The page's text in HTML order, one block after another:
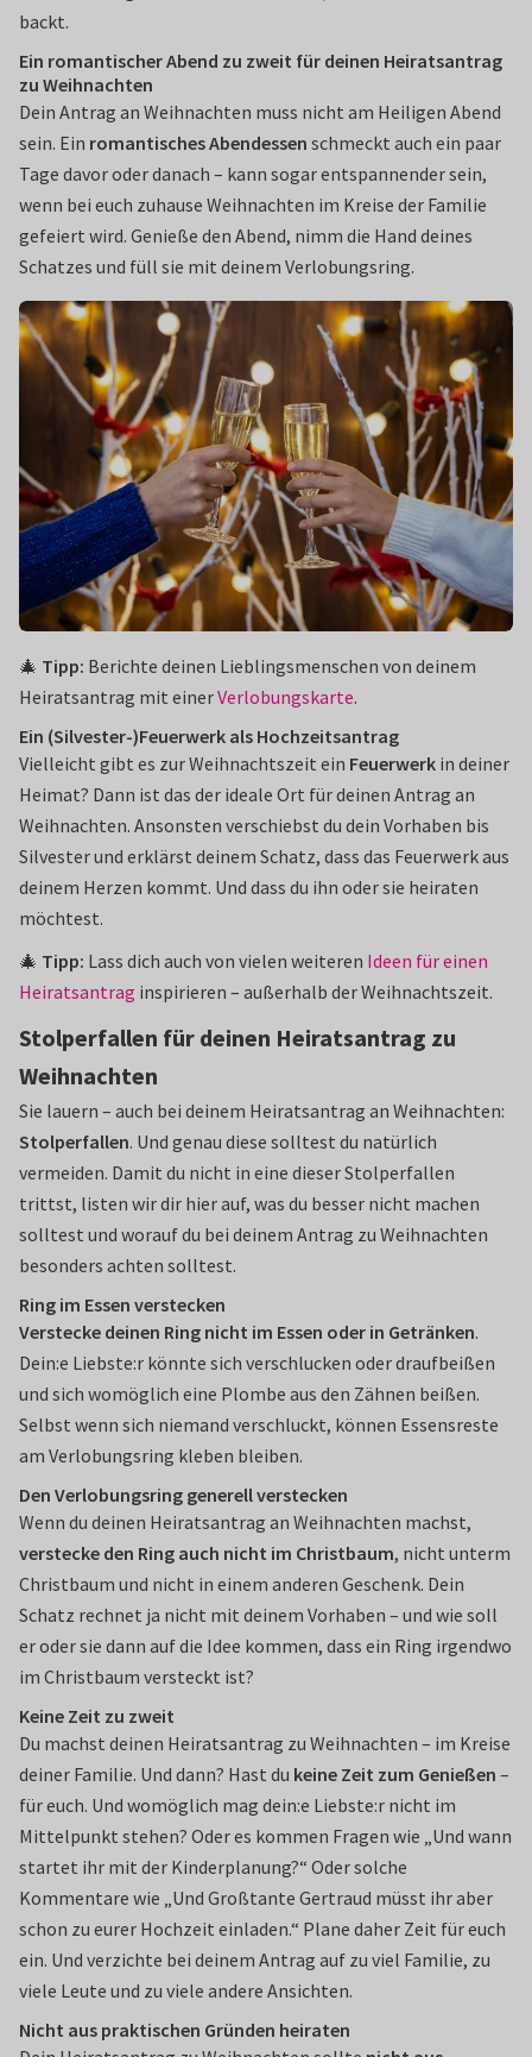
backt.
Ein romantischer Abend zu zweit für deinen Heiratsantrag
zu Weihnachten
Dein Antrag an Weihnachten muss nicht am Heiligen Abend
sein. Ein romantisches Abendessen schmeckt auch ein paar
Tage davor oder danach – kann sogar entspannender sein,
wenn bei euch zuhause Weihnachten im Kreise der Familie
gefeiert wird. Genieße den Abend, nimm die Hand deines
Schatzes und füll sie mit deinem Verlobungsring.
🎄 Tipp: Berichte deinen Lieblingsmenschen von deinem
Heiratsantrag mit einerVerlobungskarte.
Ein (Silvester-)Feuerwerk als Hochzeitsantrag
Vielleicht gibt es zur Weihnachtszeit ein Feuerwerk in deiner
Heimat? Dann ist das der ideale Ort für deinen Antrag an
Weihnachten. Ansonsten verschiebst du dein Vorhaben bis
Silvester und erklärst deinem Schatz, dass das Feuerwerk aus
deinem Herzen kommt. Und dass du ihn oder sie heiraten
möchtest.
🎄 Tipp: Lass dich auch von vielen weiteren Ideen für einen
Heiratsantrag inspirieren – außerhalb der Weihnachtszeit.
Stolperfallen für deinen Heiratsantrag zu
Weihnachten
Sie lauern – auch bei deinem Heiratsantrag an Weihnachten:
Stolperfallen. Und genau diese solltest du natürlich
vermeiden. Damit du nicht in eine dieser Stolperfallen
trittst, listen wir dir hier auf, was du besser nicht machen
solltest und worauf du bei deinem Antrag zu Weihnachten
besonders achten solltest.
Ring im Essen verstecken
Verstecke deinen Ring nicht im Essen oder in Getränken.
Dein:e Liebste:r könnte sich verschlucken oder draufbeißen
und sich womöglich eine Plombe aus den Zähnen beißen.
Selbst wenn sich niemand verschluckt, können Essensreste
am Verlobungsring kleben bleiben.
Den Verlobungsring generell verstecken
Wenn du deinen Heiratsantrag an Weihnachten machst,
verstecke den Ring auch nicht im Christbaum, nicht unterm
Christbaum und nicht in einem anderen Geschenk. Dein
Schatz rechnet ja nicht mit deinem Vorhaben – und wie soll
er oder sie dann auf die Idee kommen, dass ein Ring irgendwo
im Christbaum versteckt ist?
Keine Zeit zu zweit
Du machst deinen Heiratsantrag zu Weihnachten – im Kreise
deiner Familie. Und dann? Hast du keine Zeit zum Genießen –
für euch. Und womöglich mag dein:e Liebste:r nicht im
Mittelpunkt stehen? Oder es kommen Fragen wie „Und wann
startet ihr mit der Kinderplanung?“ Oder solche
Kommentare wie „Und Großtante Gertraud müsst ihr aber
schon zu eurer Hochzeit einladen.“ Plane daher Zeit für euch
ein. Und verzichte bei deinem Antrag auf zu viel Familie, zu
viele Leute und zu viele andere Ansichten.
Nicht aus praktischen Gründen heiraten